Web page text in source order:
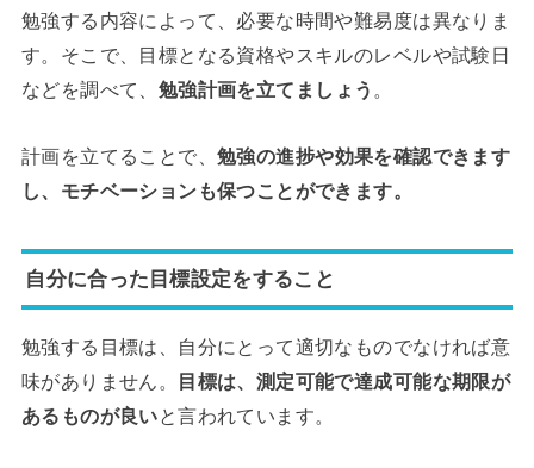
勉強する内容によって、必要な時間や難易度は異なりま
す。そこで、目標となる資格やスキルのレベルや試験日
などを調べて、 勉強計画を立てましょう 。
計画を立てることで、勉強の進捗や効果を確認できます
し、モチベーションも保つことができます。
自分に合った目標設定をすること
勉強する目標は、自分にとって適切なものでなければ意
味がありません。 目標は、測定可能で達成可能な期限が
あるものが良いと言われています。